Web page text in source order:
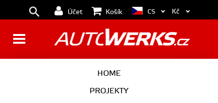
Účet Košík
HOME
PROJEKTY
CS Kč
PODVOZEK